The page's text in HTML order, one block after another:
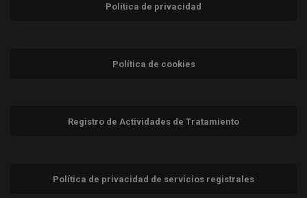
Política de privacidad
Política de cookies
Registro de Actividades de Tratamiento
Política de privacidad de servicios registrales